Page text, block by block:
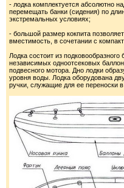
- лодка комплектуется абсолютно
перемещать банки (сидения) по
экстремальных условиях;
- большой размер кокпита
вместимость, в сочетании с
Лодка состоит из
независимых одноотсековых
подвесного мотора. Дно лодки
уровня воды. Лодка оборудована
ручки, служащие для ее переноски